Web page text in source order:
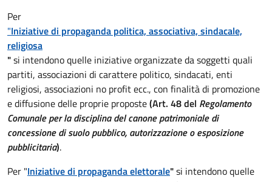
Per
"Iniziative di propaganda politica, associativa, sindacale,
religiosa
"si intendono quelle iniziative organizzate da soggetti quali
partiti, associazioni di carattere politico, sindacati, enti
religiosi, associazioni no profit ecc., con finalità di promozione
e diffusione delle proprie proposte(Art. 48 del Regolamento
Comunale per la disciplina del canone patrimoniale di
concessione di suolo pubblico, autorizzazione o esposizione
pubblicitaria).
Per "Iniziative di propaganda elettorale"si intendono quelle